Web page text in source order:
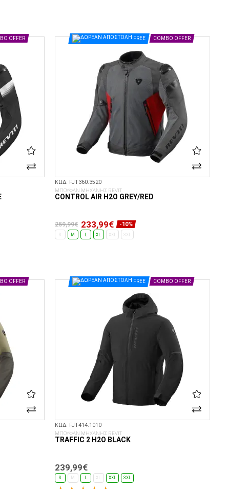
OFFER FREE COMBO OFFER
ΚΩΔ. FJT360.3520
ΜΠΟΥΦΑΝ ΜΗΧΑΝΗΣ REVIT
CONTROL AIR H2O GREY/RED
259,99€ 233,99€ -10%
S M XL XXL 3XL
OFFER FREE COMBO OFFER
ΚΩΔ. FJT414.1010
ΜΠΟΥΦΑΝ ΜΗΧΑΝΗΣ REVIT
TRAFFIC 2 H2O BLACK
239,99€
S L XL XXL 3XL